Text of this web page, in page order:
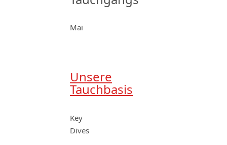
Mai
Unsere
Tauchbasis
Key
Dives